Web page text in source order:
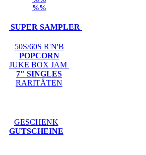
%%
SUPER SAMPLER
50S/60S R'N'B
POPCORN
JUKE BOX JAM
7" SINGLES
RARITÄTEN
GESCHENK
GUTSCHEINE